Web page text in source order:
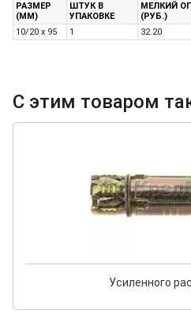
РАЗМЕР
(ММ)
ШТУК В
УПАКОВКЕ
МЕЛКИЙ
(РУБ.)
10/20 x 95
1 32.20
С этим товаром
Усиленного